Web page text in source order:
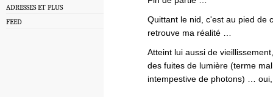
ADRESSES ET PLUS
FEED
Quittant le nid, c'est au pied de
retrouve ma réalité …
Atteint lui aussi de
des fuites de lumière (terme
intempestive de photons) …